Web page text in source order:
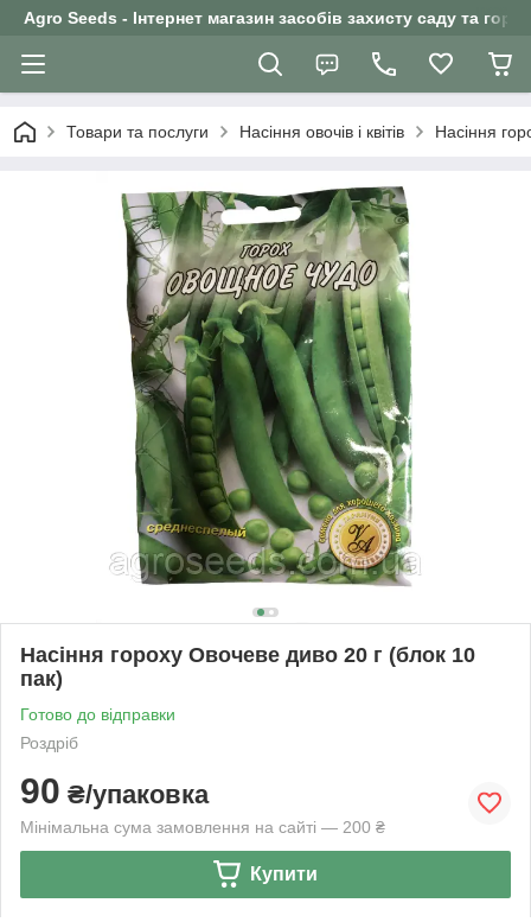
Agro Seeds - Інтернет магазин засобів захисту саду та
Товари та послуги Насіння овочів і квітів Насіння
Насіння гороху Овочеве диво 20 г (блок 10
пак)
Готово до відправки
Роздріб
90 ₴/упаковка
Мінімальна сума замовлення на сайті — 200 ₴
Купити